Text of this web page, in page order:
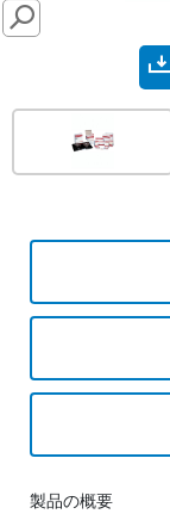
SEARCH
製品の概要